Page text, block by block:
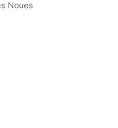
Noues